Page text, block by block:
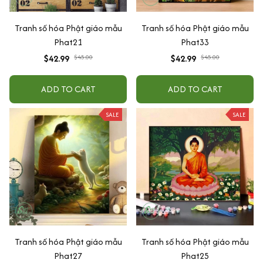
Tranh số hóa Phật giáo mẫu
Phat21
$42.99 $45.00
ADD TO CART
Tranh số hóa Phật giáo mẫu
Phat33
$42.99 $45.00
ADD TO CART
SALE
Tranh số hóa Phật giáo mẫu
Phat27
SALE
Tranh số hóa Phật giáo mẫu
Phat25